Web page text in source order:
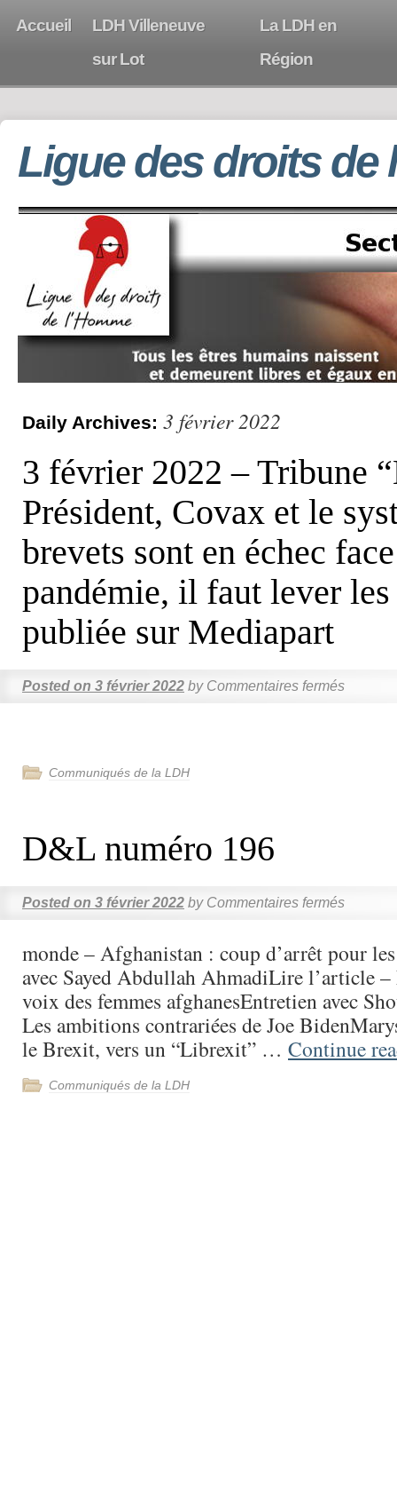
Accueil
LDH Villeneuve
sur Lot
La LDH en
Région
Ligue des droits de
Daily Archives: 3 février 2022
3 février 2022 – Tribune
Président, Covax et le
brevets sont en échec
pandémie, il faut lever
publiée sur Mediapart
Posted on 3 février 2022 by Commentaires fermés
Communiqués de la LDH
D&L numéro 196
Posted on 3 février 2022 by Commentaires fermés
monde – Afghanistan : coup d’arrêt pour
avec Sayed Abdullah AhmadiLire l’article –
voix des femmes afghanesEntretien avec
Les ambitions contrariées de Joe
le Brexit, vers un “Librexit” … Continue
Communiqués de la LDH